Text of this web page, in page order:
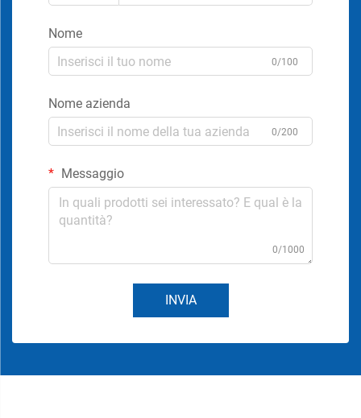
Nome
0/100
Nome azienda
0/200
Messaggio
0/1000
INVIA